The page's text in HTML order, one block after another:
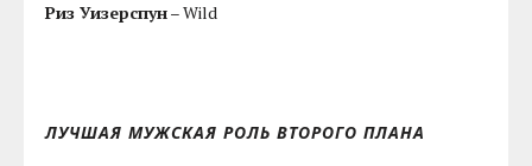
Риз Уизерспун– Wild
ЛУЧШАЯ МУЖСКАЯ РОЛЬ ВТОРОГО ПЛАНА